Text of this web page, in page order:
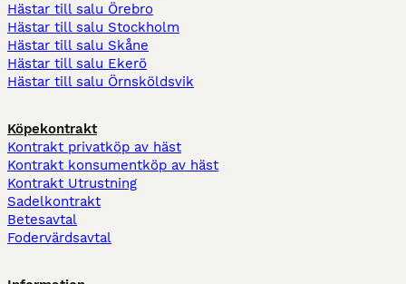
Hästar till salu Örebro
Hästar till salu Stockholm
Hästar till salu Skåne
Hästar till salu Ekerö
Hästar till salu Örnsköldsvik
Köpekontrakt
Kontrakt privatköp av häst
Kontrakt konsumentköp av häst
Kontrakt Utrustning
Sadelkontrakt
Betesavtal
Fodervärdsavtal